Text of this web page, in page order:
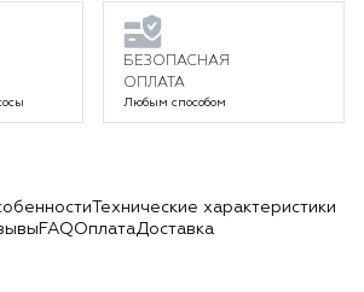
БЕЗОПАСНАЯ
ОПЛАТА
Любым способом
Технические характеристики
FAQОплатаДоставка